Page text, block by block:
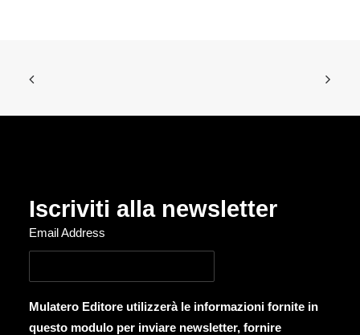
Iscriviti alla newsletter
Email Address
Mulatero Editore utilizzerà le informazioni fornite in
questo modulo per inviare newsletter, fornire